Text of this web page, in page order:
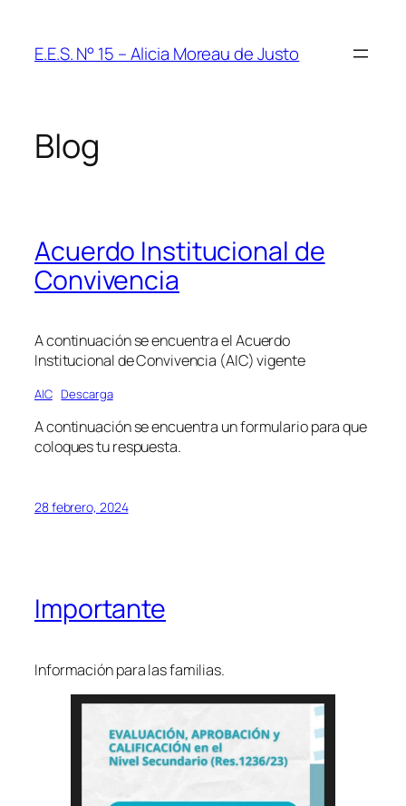
contenido
E.E.S. N° 15 – Alicia Moreau de Justo
Blog
Acuerdo Institucional de
Convivencia
A continuación se encuentra el Acuerdo
Institucional de Convivencia (AIC) vigente
AIC Descarga
A continuación se encuentra un formulario para que
coloques tu respuesta.
28 febrero, 2024
Importante
Información para las familias.